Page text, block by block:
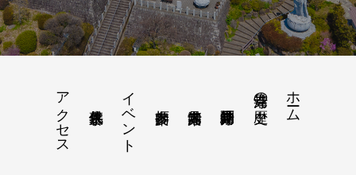
ホーム
清見寺の歴史
イベント
アクセス